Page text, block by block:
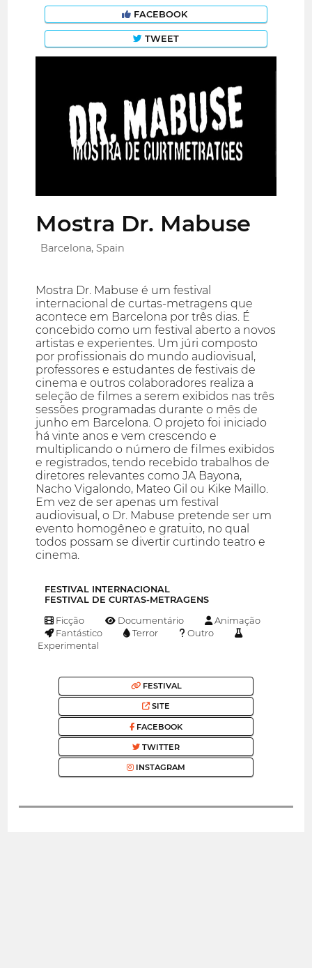
FACEBOOK
TWEET
Mostra Dr. Mabuse
Barcelona, Spain
Mostra Dr. Mabuse é um festival
internacional de curtas-metragens que
acontece em Barcelona por três dias. É
concebido como um festival aberto a novos
artistas e experientes. Um júri composto
por profissionais do mundo audiovisual,
professores e estudantes de festivais de
cinema e outros colaboradores realiza a
seleção de filmes a serem exibidos nas três
sessões programadas durante o mês de
junho em Barcelona. O projeto foi iniciado
há vinte anos e vem crescendo e
multiplicando o número de filmes exibidos
e registrados, tendo recebido trabalhos de
diretores relevantes como JA Bayona,
Nacho Vigalondo, Mateo Gil ou Kike Maillo.
Em vez de ser apenas um festival
audiovisual, o Dr. Mabuse pretende ser um
evento homogêneo e gratuito, no qual
todos possam se divertir curtindo teatro e
cinema.
FESTIVAL INTERNACIONAL
FESTIVAL DE CURTAS-METRAGENS
Ficção Documentário
Animação
Fantástico
Terror
Outro
Experimental
FESTIVAL
SITE
FACEBOOK
TWITTER
INSTAGRAM